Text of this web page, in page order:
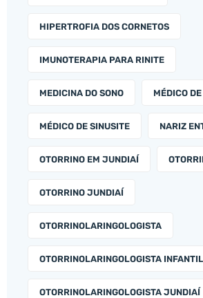
HIPERTROFIA DOS CORNETOS
IMUNOTERAPIA PARA RINITE
MEDICINA DO SONO MÉDICO
MÉDICO DE SINUSITE NARIZ
OTORRINO EM JUNDIAÍ
OTORRINO JUNDIAÍ
OTORRINOLARINGOLOGISTA
OTORRINOLARINGOLOGISTA INFANTIL
OTORRINOLARINGOLOGISTA JUNDIAÍ